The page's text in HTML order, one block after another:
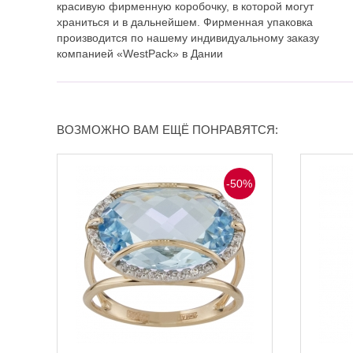
красивую фирменную коробочку, в которой могут
храниться и в дальнейшем. Фирменная упаковка
производится по нашему индивидуальному заказу
компанией «WestPack» в Дании
ВОЗМОЖНО ВАМ ЕЩЁ ПОНРАВЯТСЯ:
-50%